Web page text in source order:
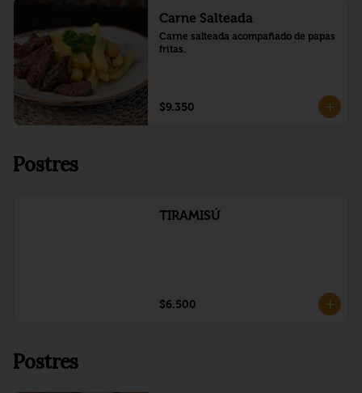
Carne Salteada
Carne salteada acompañado de papas
fritas.
$9.350
Postres
TIRAMISÚ
$6.500
Postres